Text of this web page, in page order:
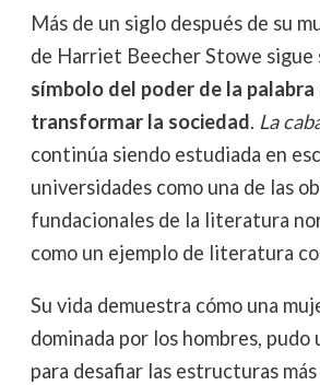
Más de un siglo después de su
de Harriet Beecher Stowe sigue
símbolo del poder de la
transformar la sociedad. La
continúa siendo estudiada en
universidades como una de las
fundacionales de la literatura
como un ejemplo de literatura
Su vida demuestra cómo una
dominada por los hombres,
para desafiar las estructuras